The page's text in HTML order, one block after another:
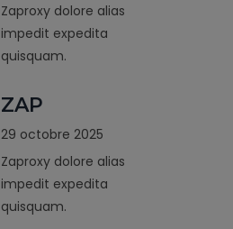
Zaproxy dolore alias
impedit expedita
quisquam.
ZAP
29 octobre 2025
Zaproxy dolore alias
impedit expedita
quisquam.